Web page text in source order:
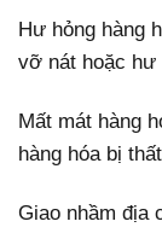
Hư hỏng hàng
vỡ nát hoặc hư
Mất mát hàng
hàng hóa bị
Giao nhầm địa